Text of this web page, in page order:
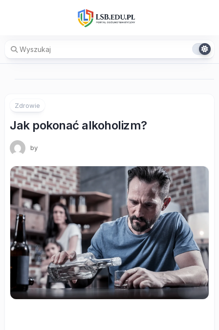
Zdrowie
Jak pokonać alkoholizm?
by